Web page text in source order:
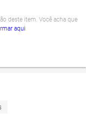
deste item. Você acha que
aqui